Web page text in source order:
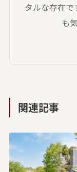
タルな存在
も
関連記事